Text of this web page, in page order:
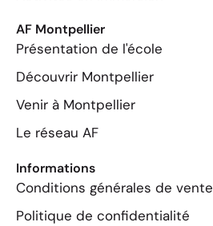
AF Montpellier
Présentation de l'école
Découvrir Montpellier
Venir à Montpellier
Le réseau AF
Informations
Conditions générales de vente
Politique de confidentialité